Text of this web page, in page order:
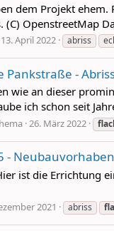
dem Projekt ehem.
(C) OpenstreetMap
13. April 2022 abriss
Pankstraße -
wie an dieser
ich schon seit
26. März 2022
- Neubauvorhaben
ist die Errichtung
2021 abriss